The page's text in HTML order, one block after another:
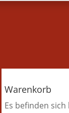
Warenkorb
Es befinden